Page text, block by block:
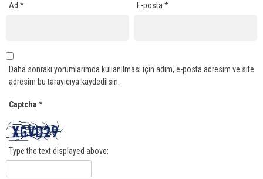
Ad * E-posta*
Daha sonraki yorumlarımda kullanılması için adım, e-posta adresim ve site
adresim bu tarayıcıya kaydedilsin.
Captcha *
Type the text displayed above: